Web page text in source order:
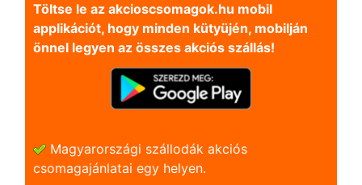
Töltse le az akcioscsomagok.hu mobil
applikációt, hogy minden kütyüjén, mobilján
önnel legyen az összes akciós szállás!
Magyarországi szállodák akciós
csomagajánlatai egy helyen.